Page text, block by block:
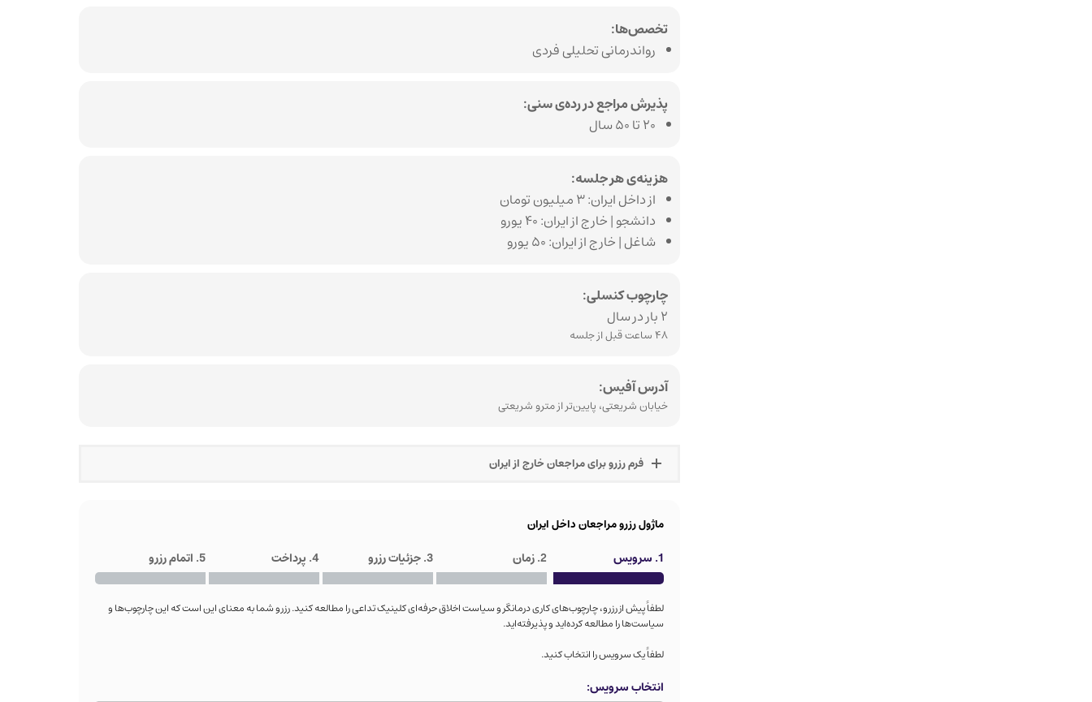
تخصص‌ها:
رواندرمانی تحلیلی فردی
پذیرش مراجع در رده‌ی سنی:
۲۰ تا ۵۰ سال
هزینه‌ی هر جلسه:
از داخل ایران: ۳ میلیون تومان
دانشجو | خارج از ایران: ۴۰ یورو
شاغل | خارج از ایران: ۵۰ یورو
چارچوب کنسلی:
۲ بار در سال
۴۸ ساعت قبل از جلسه
آدرس آفیس:
خیابان شریعتی، پایین‌تر از مترو شریعتی
فرم رزرو برای مراجعان خارج از ایران
ماژول رزرو مراجعان داخل ایران
1. سرویس 2. زمان 3. جزئیات رزرو 4. پرداخت 5. اتمام رزرو
لطفاً پیش از رزرو، چارچوب‌های کاری درمانگر و سیاست اخلاق حرفه‌ای کلینیک تداعی را مطالعه کنید. رزرو شما به معنای این است که این چارچوب‌ها و
سیاست‌ها را مطالعه کرده‌اید و پذیرفته‌اید.
لطفاً یک سرویس را انتخاب کنید.
انتخاب سرویس: